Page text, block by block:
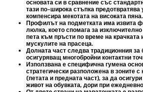
основата си в сравнение със
тази по-широка стъпка предотвратява
компенсира мекотата на високата пяна.
Профилът на подметката има извита
люлка, което спомага за
пета към пръсти по време на
мускулите на прасеца.
Долната част следва традиционния
осигуряващ многобройни контактни
Използвана е специфична гумена
стратегически разположена в зоните
(петата и предната част), за да
живот на обувката, дори при